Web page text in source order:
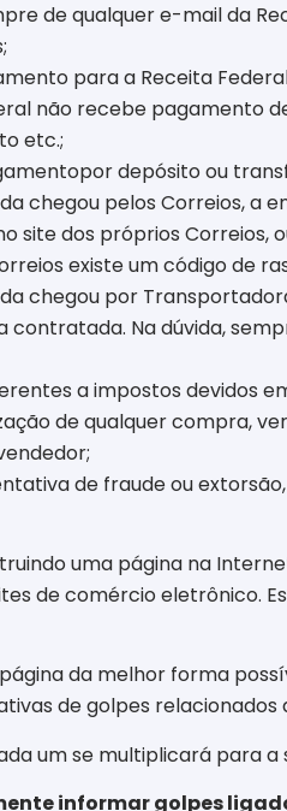
de qualquer e-mail da
para a Receita
não recebe pagamento
etc.;
por depósito ou
chegou pelos Correios, a
site dos próprios Correios,
existe um código de
chegou por
Na dúvida,
a impostos devidos
de qualquer compra,
de fraude ou
uma página na
de comércio eletrônico.
da melhor forma
de golpes
um se multiplicará para a
informar golpes